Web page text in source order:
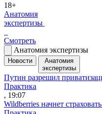
18+
Анатомия
экспертизы
Смотреть
Анатомия экспертизы
Новости
Анатомия
экспертизы
Путин разрешил
Практика
, 19:07
Wildberries начнет